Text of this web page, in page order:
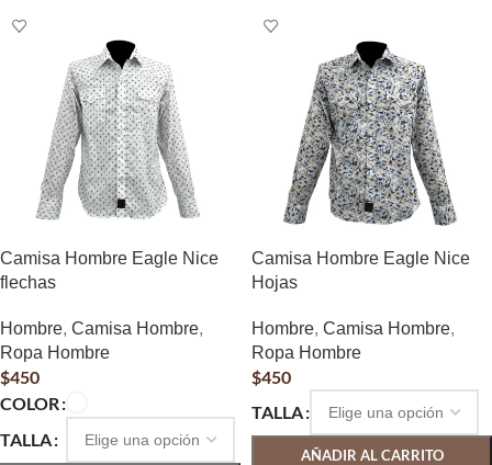
Camisa Hombre Eagle Nice
flechas
Hombre, Camisa Hombre,
Ropa Hombre
$450
COLOR
TALLA
Camisa Hombre Eagle Nice
Hojas
Hombre, Camisa Hombre,
Ropa Hombre
$450
TALLA
AÑADIR AL CARRITO